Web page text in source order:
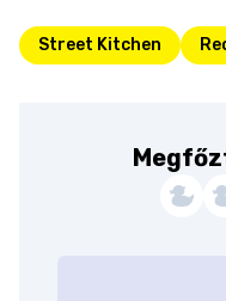
Street Kitchen